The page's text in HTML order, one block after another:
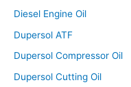
Diesel Engine Oil
Dupersol ATF
Dupersol Compressor Oil
Dupersol Cutting Oil